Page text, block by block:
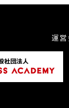
運